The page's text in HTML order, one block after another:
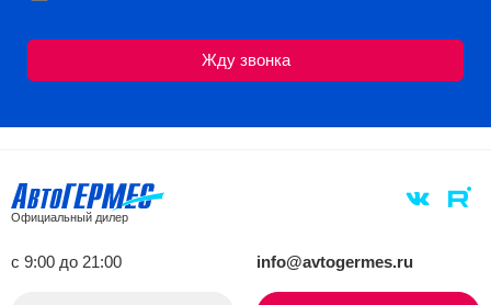
Официальный дилер
с 9:00 до 21:00 info@avtogermes.ru